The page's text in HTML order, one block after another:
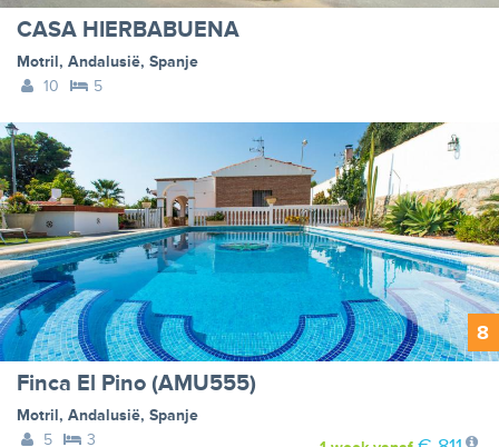
CASA HIERBABUENA
Motril, Andalusië, Spanje
10
5
8
Finca El Pino (AMU555)
Motril, Andalusië, Spanje
5
3